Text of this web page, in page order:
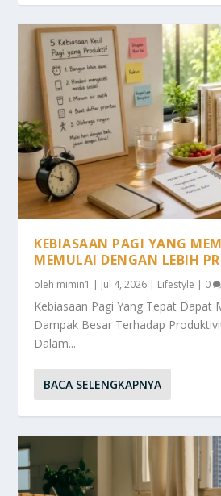
KEBIASAAN PAGI YANG
MEMULAI DENGAN LEBIH
oleh mimin1 | Jul 4, 2026 | Lifestyle | 0
Kebiasaan Pagi Yang Tepat Dapat
Dampak Besar Terhadap
Dalam...
BACA SELENGKAPNYA